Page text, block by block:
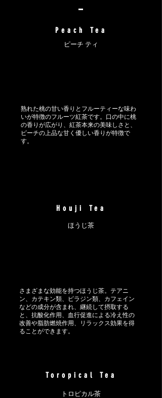
Peach Tea
ピーチ ティ
熟れた桃の甘い香りとフルーティーな味わ
いが特徴のフルーツ紅茶です。口の中に桃
の香りが広がり、紅茶本来の美味しさと、
ピーチの上品な甘く優しい香りが特徴で
す。
Houji Tea
ほうじ茶
さまざまな効能を持つほうじ茶。テアニ
ン、カテキン類、ピラジン類、カフェイン
などの成分が含まれ、継続して摂取する
と、抗酸化作用、血行促進による冷え性の
改善や脂肪燃焼作用、リラックス効果を得
ることができます。
Toropical Tea
トロピカル茶